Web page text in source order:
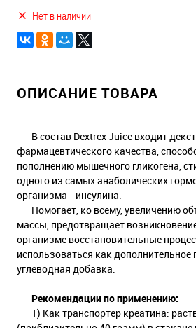
Нет в наличии
ОПИСАНИЕ ТОВАРА
В состав Dextrex Juice входит
фармацевтического качества,
пополнению мышечного гликогена,
одного из самых анаболических
организма - инсулина.
Помогает, ко всему, увеличению
массы, предотвращает
организме восстановительные
использоваться как дополнительное
углеводная добавка.
Рекомендации по применению:
1) Как транспортер креатина: